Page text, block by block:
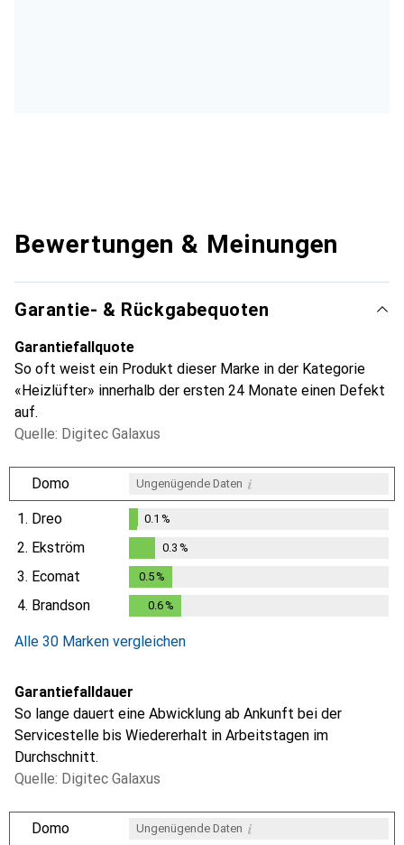
Bewertungen & Meinungen
Garantie- & Rückgabequoten
Garantiefallquote
So oft weist ein Produkt dieser Marke in der Kategorie
«Heizlüfter» innerhalb der ersten 24 Monate einen Defekt
auf.
Quelle: Digitec Galaxus
Domo Ungenügende Daten i
1. Dreo
%
0.1 %
2. Ekström
0.3%
0.3 %
3. Ecomat 0.5 %
4. Brandson 0.6 %
Alle 30 Marken vergleichen
Garantiefalldauer
So lange dauert eine Abwicklung ab Ankunft bei der
Servicestelle bis Wiedererhalt in Arbeitstagen im
Durchschnitt.
Quelle: Digitec Galaxus
Domo Ungenügende Daten i